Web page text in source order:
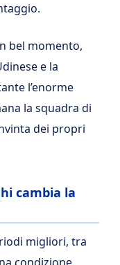
bel momento,
e la
l’enorme
la squadra di
dei propri
cambia la
migliori, tra